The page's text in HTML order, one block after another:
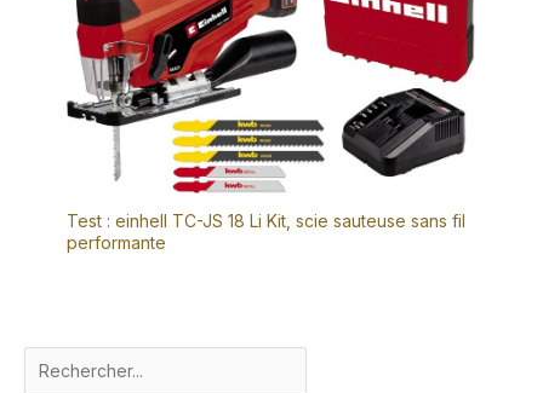
Test : einhell TC-JS 18 Li Kit, scie sauteuse sans fil
performante